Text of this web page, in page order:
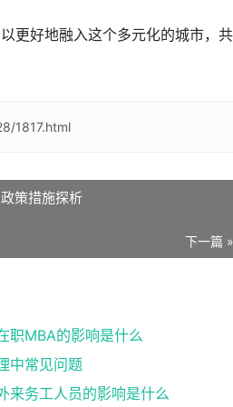
更好地融入这个多元化的城市，
1817.html
策措施探析
下一篇 »
职MBA的影响是什么
中常见问题
来务工人员的影响是什么